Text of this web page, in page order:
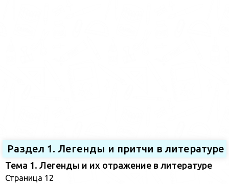
Раздел 1. Легенды и притчи в литературе
Тема 1. Легенды и их отражение в литературе
Страница 12